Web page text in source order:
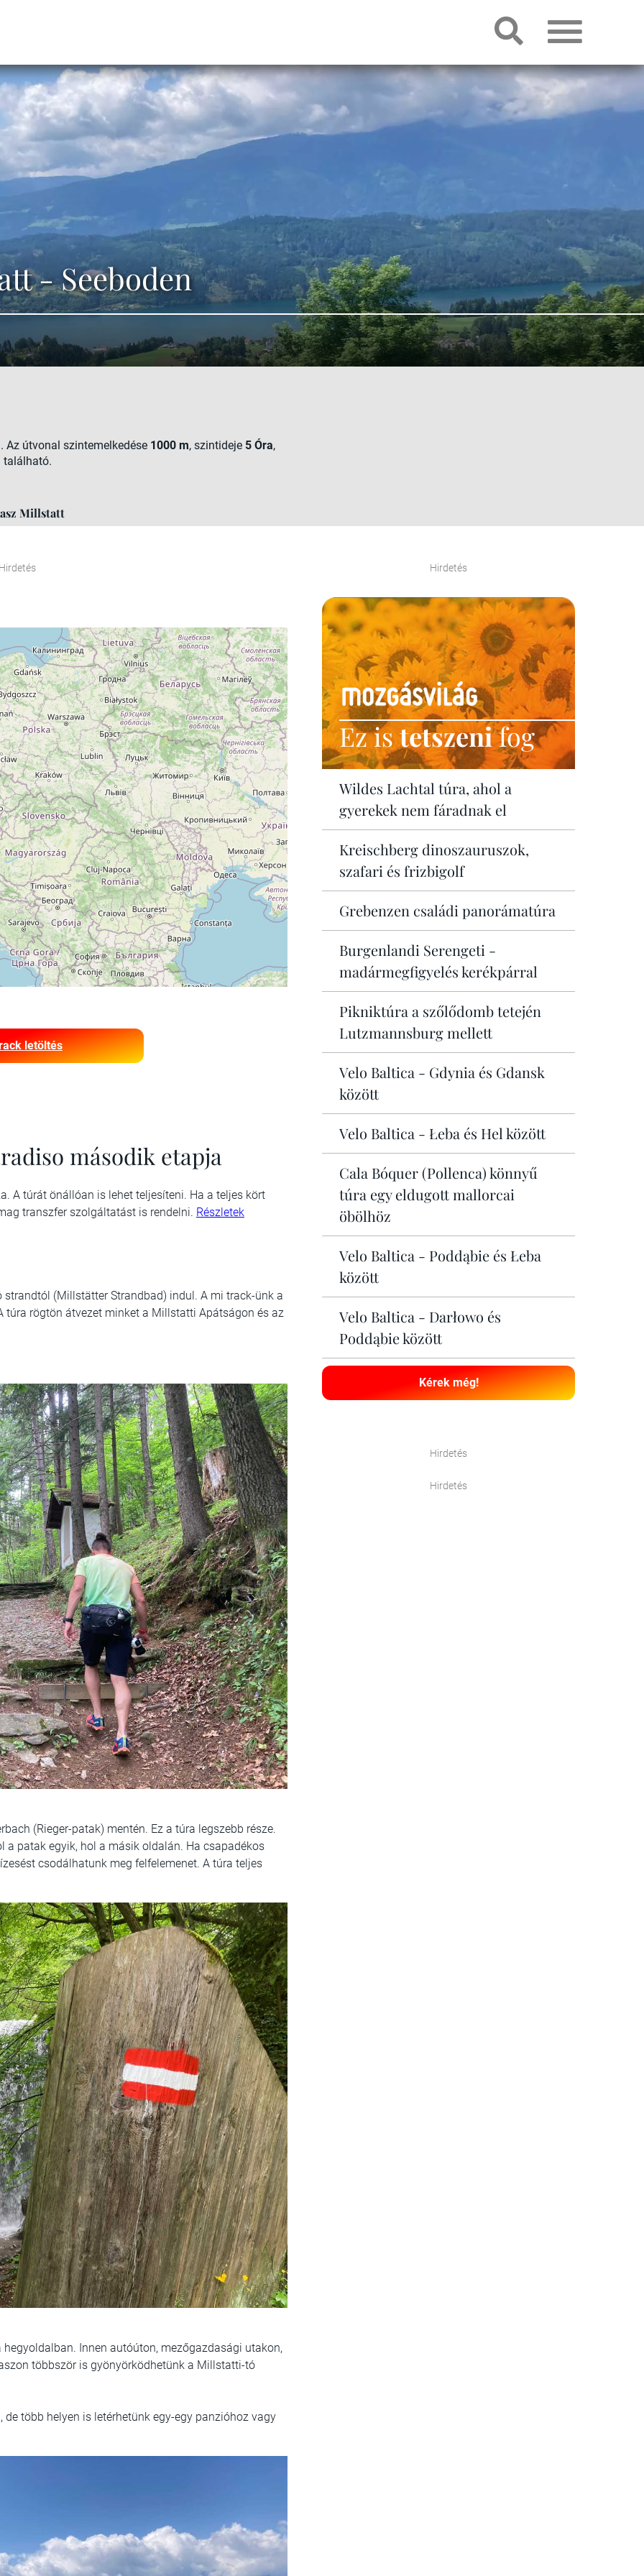
- Seeboden
. Az útvonal szintemelkedése 1000 m, szintideje 5 Óra,
Millstatt
letöltés
második etapja
A túrát önállóan is lehet teljesíteni. Ha a teljes kört
transzfer szolgáltatást is rendelni. Részletek
(Millstätter Strandbad) indul. A mi track-ünk a
túra rögtön átvezet minket a Millstatti Apátságon és az
(Rieger-patak) mentén. Ez a túra legszebb része.
patak egyik, hol a másik oldalán. Ha csapadékos
csodálhatunk meg felfelemenet. A túra teljes
Innen autóúton, mezőgazdasági utakon,
többször is gyönyörködhetünk a Millstatti-tó
több helyen is letérhetünk egy-egy panzióhoz vagy
Hirdetés
Ez istetszenifog
Wildes Lachtal túra, ahol a
gyerekek nem fáradnak el
Kreischberg dinoszauruszok,
szafari és frizbigolf
Grebenzen családi panorámatúra
Burgenlandi Serengeti -
madármegfigyelés kerékpárral
Pikniktúra a szőlődomb tetején
Lutzmannsburg mellett
Velo Baltica - Gdynia és Gdansk
között
Velo Baltica - Łeba és Hel között
Cala Bóquer (Pollenca) könnyű
túra egy eldugott mallorcai
öbölhöz
Velo Baltica - Poddąbie és Łeba
között
Velo Baltica - Darłowo és
Poddąbie között
Kérek még!
Hirdetés
Hirdetés